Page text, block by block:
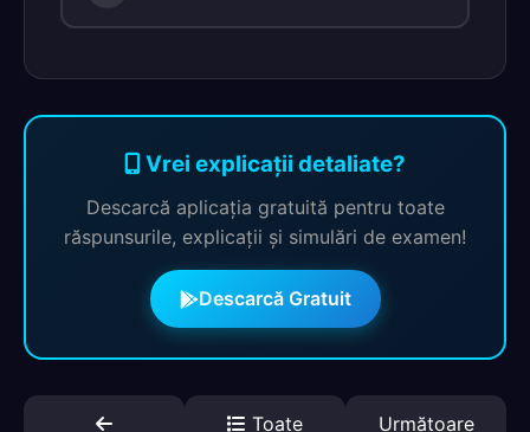
Vrei explicații detaliate?
Descarcă aplicația gratuită pentru toate
răspunsurile, explicații și simulări de examen!
Descarcă Gratuit
Toate Următoare